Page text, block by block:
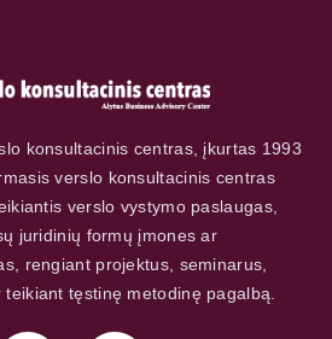
konsultacinis centras, įkurtas 1993
verslo konsultacinis centras
verslo vystymo paslaugas,
juridinių formų įmones ar
rengiant projektus, seminarus,
teikiant tęstinę metodinę pagalbą.